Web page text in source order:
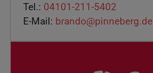
Tel.: 04101-211-5402
E-Mail: brando@pinneberg.de